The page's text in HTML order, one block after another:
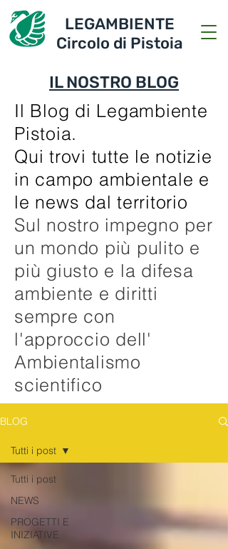
LEGAMBIENTE
Circolo di Pistoia
IL NOSTRO BLOG
Il Blog di Legambiente
Pistoia.
Qui trovi tutte le notizie
in campo ambientale e
le news dal territorio
Sul nostro impegno per
un mondo più pulito e
più giusto e la difesa
ambiente e diritti
sempre con
l'approccio dell'
Ambientalismo
scientifico
BLOG
Tutti i post
NEWS
PROGETTI E
INIZIATIVE
Tutti i post